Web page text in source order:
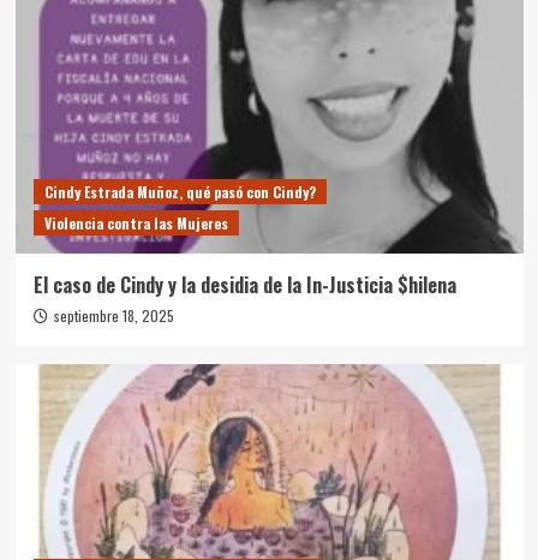
Cindy Estrada Muñoz, qué pasó con Cindy?
Violencia contra las Mujeres
El caso de Cindy y la desidia de la In-Justicia $hilena
septiembre 18, 2025